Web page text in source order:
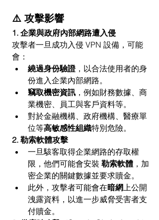
⚠️ 攻擊影響
1. 企業與政府內部網路遭入侵
攻擊者一旦成功入侵 VPN 設備，可能
會：
繞過身份驗證，以合法使用者的身
份進入企業內部網路。
竊取機密資訊 ，例如財務數據、商
業機密、員工與客戶資料等。
對於金融機構、政府機構、醫療單
位等高敏感性組織特別危險。
2. 勒索軟體攻擊
一旦駭客取得企業網路的存取權
限，他們可能會安裝 勒索軟體 ，加
密企業的關鍵數據並要求贖金。
此外，攻擊者可能會在暗網上公開
洩露資料，以進一步威脅受害者支
付贖金。